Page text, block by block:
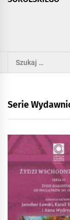
Szukaj:
Serie